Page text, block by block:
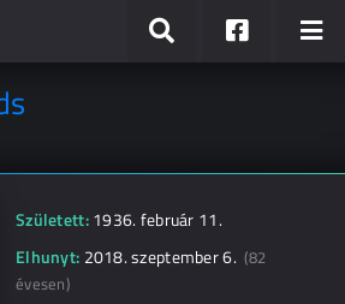
Született:1936. február 11.
Elhunyt: 2018. szeptember 6.(82
évesen)